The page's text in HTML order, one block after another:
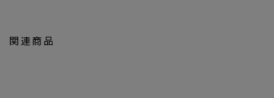
境、設定により実際のカラーと画像の色味が違って見える場合が
関連商品